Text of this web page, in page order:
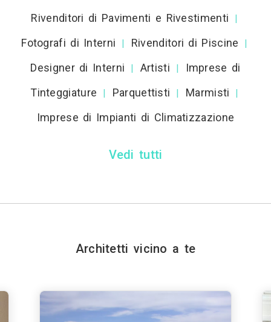
Rivenditori di Pavimenti e Rivestimenti |
Fotografi di Interni | Rivenditori di Piscine |
Designer di Interni | Artisti |
Imprese di
Tinteggiature
| Parquettisti | Marmisti |
Imprese di Impianti di Climatizzazione
Vedi tutti
Architetti vicino a te